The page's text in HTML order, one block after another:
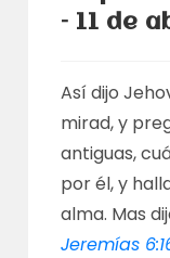
– 11 de
Así dijo
mirad, y
antiguas,
por él, y
alma. Mas
Jeremías